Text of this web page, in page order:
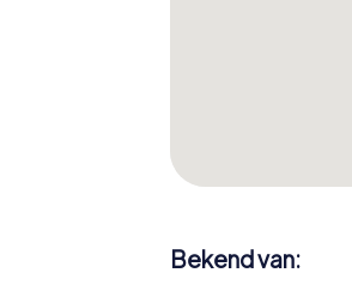
Bekend van: